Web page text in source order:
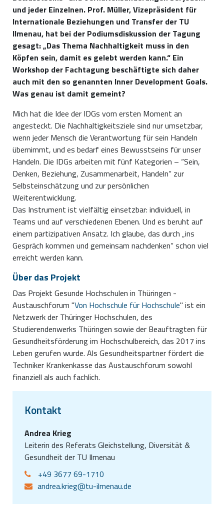
und jeder Einzelnen. Prof. Müller, Vizepräsident für
Internationale Beziehungen und Transfer der TU
Ilmenau, hat bei der Podiumsdiskussion der Tagung
gesagt: „Das Thema Nachhaltigkeit muss in den
Köpfen sein, damit es gelebt werden kann.“ Ein
Workshop der Fachtagung beschäftigte sich daher
auch mit den so genannten Inner Development Goals.
Was genau ist damit gemeint?
Mich hat die Idee der IDGs vom ersten Moment an
angesteckt. Die Nachhaltigkeitsziele sind nur umsetzbar,
wenn jeder Mensch die Verantwortung für sein Handeln
übernimmt, und es bedarf eines Bewusstseins für unser
Handeln. Die IDGs arbeiten mit fünf Kategorien – “Sein,
Denken, Beziehung, Zusammenarbeit, Handeln“ zur
Selbsteinschätzung und zur persönlichen
Weiterentwicklung.
Das Instrument ist vielfältig einsetzbar: individuell, in
Teams und auf verschiedenen Ebenen. Und es beruht auf
einem partizipativen Ansatz. Ich glaube, das durch „ins
Gespräch kommen und gemeinsam nachdenken“ schon viel
erreicht werden kann.
Über das Projekt
Das Projekt Gesunde Hochschulen in Thüringen -
Austauschforum "Von Hochschule für Hochschule" ist ein
Netzwerk der Thüringer Hochschulen, des
Studierendenwerks Thüringen sowie der Beauftragten für
Gesundheitsförderung im Hochschulbereich, das 2017 ins
Leben gerufen wurde. Als Gesundheitspartner fördert die
Techniker Krankenkasse das Austauschforum sowohl
finanziell als auch fachlich.
Kontakt
Andrea Krieg
Leiterin des Referats Gleichstellung, Diversität &
Gesundheit der TU Ilmenau
+49 3677 69-1710
andrea.krieg@tu-ilmenau.de